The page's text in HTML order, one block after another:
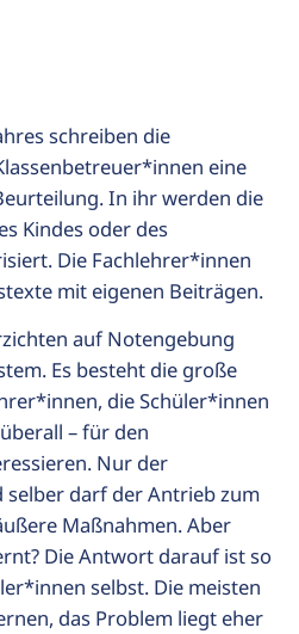
schreiben die
eine
In ihr werden die
Kindes oder des
Die Fachlehrer*innen
mit eigenen Beiträgen.
auf Notengebung
Es besteht die große
die Schüler*innen
– für den
Nur der
darf der Antrieb zum
Maßnahmen. Aber
Die Antwort darauf ist so
selbst. Die meisten
das Problem liegt eher